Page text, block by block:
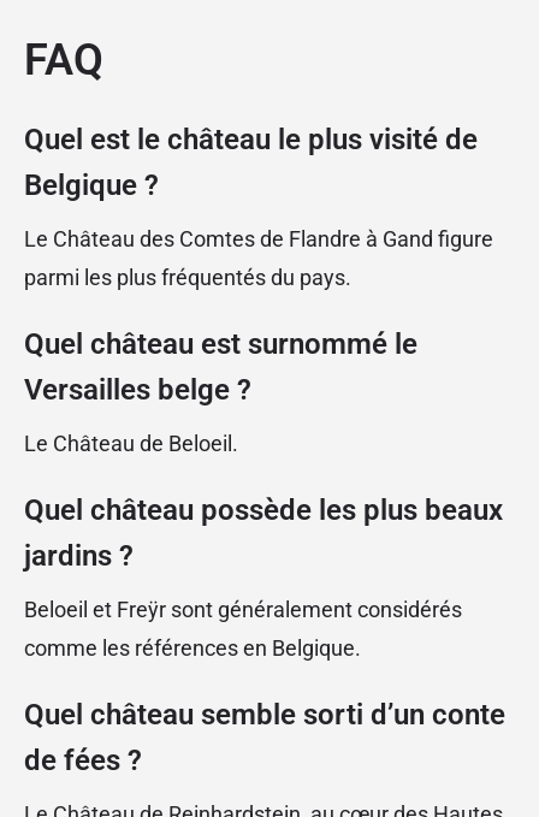
FAQ
Quel est le château le plus visité de
Belgique ?
Le Château des Comtes de Flandre à Gand figure
parmi les plus fréquentés du pays.
Quel château est surnommé le
Versailles belge ?
Le Château de Beloeil.
Quel château possède les plus beaux
jardins ?
Beloeil et Freÿr sont généralement considérés
comme les références en Belgique.
Quel château semble sorti d’un conte
de fées ?